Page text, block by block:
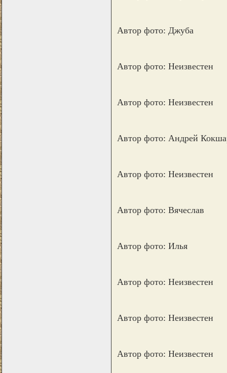
Автор фото: Джуба
Автор фото: Неизвестен
Автор фото: Неизвестен
Автор фото: Андрей
Автор фото: Неизвестен
Автор фото: Вячеслав
Автор фото: Илья
Автор фото: Неизвестен
Автор фото: Неизвестен
Автор фото: Неизвестен